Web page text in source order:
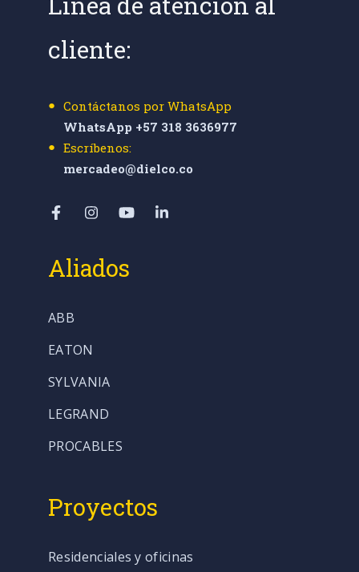
cliente:
Contáctanos por WhatsApp
WhatsApp +57 318 3636977
Escríbenos:
mercadeo@dielco.co
Aliados
ABB
EATON
SYLVANIA
LEGRAND
PROCABLES
Proyectos
Residenciales y oficinas